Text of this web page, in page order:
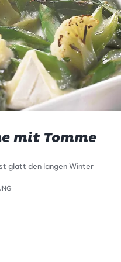
mit Tomme
glatt den langen Winter